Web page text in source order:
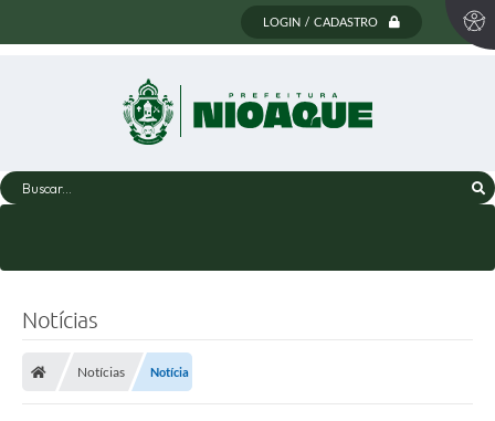
LOGIN / CADASTRO
Buscar...
Notícias
Notícias Notícia